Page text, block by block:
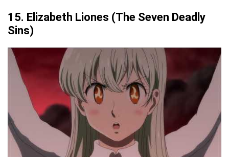
15. Elizabeth Liones (The Seven Deadly
Sins)